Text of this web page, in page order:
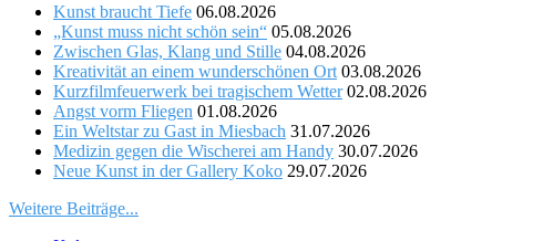
Kunst braucht Tiefe 06.08.2026
„Kunst muss nicht schön sein“ 05.08.2026
Zwischen Glas, Klang und Stille 04.08.2026
Kreativität an einem wunderschönen Ort 03.08.2026
Kurzfilmfeuerwerk bei tragischem Wetter 02.08.2026
Angst vorm Fliegen 01.08.2026
Ein Weltstar zu Gast in Miesbach 31.07.2026
Medizin gegen die Wischerei am Handy 30.07.2026
Neue Kunst in der Gallery Koko 29.07.2026
Weitere Beiträge...